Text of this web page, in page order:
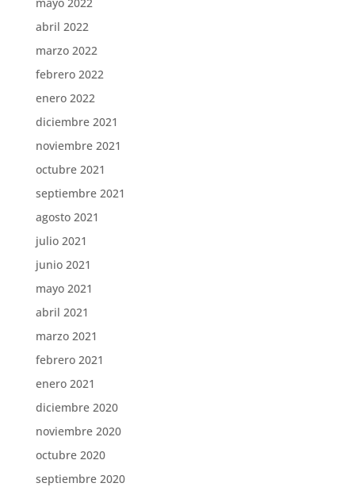
abril 2022
marzo 2022
febrero 2022
enero 2022
diciembre 2021
noviembre 2021
octubre 2021
septiembre 2021
agosto 2021
julio 2021
junio 2021
mayo 2021
abril 2021
marzo 2021
febrero 2021
enero 2021
diciembre 2020
noviembre 2020
octubre 2020
septiembre 2020